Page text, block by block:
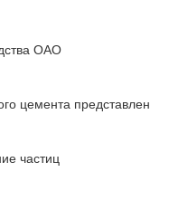
ОАО
цемента представлен
частиц